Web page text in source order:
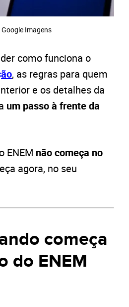
Google Imagens
como funciona o
, as regras para quem
e os detalhes da
um passo à frente da
ENEM não começa no
agora, no seu
começa
do ENEM